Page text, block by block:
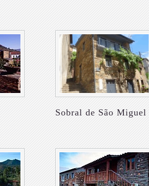
Sobral de São Miguel